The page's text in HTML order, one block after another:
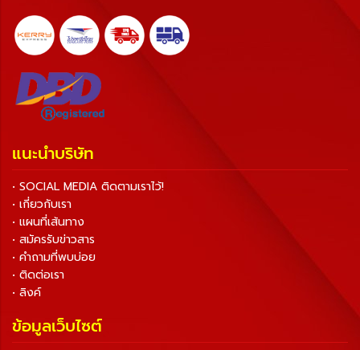
แนะนำบริษัท
• SOCIAL MEDIA ติดตามเราไว้!
• เกี่ยวกับเรา
• แผนที่เส้นทาง
• สมัครรับข่าวสาร
• คำถามที่พบบ่อย
• ติดต่อเรา
• ลิงค์
ข้อมูลเว็บไซต์